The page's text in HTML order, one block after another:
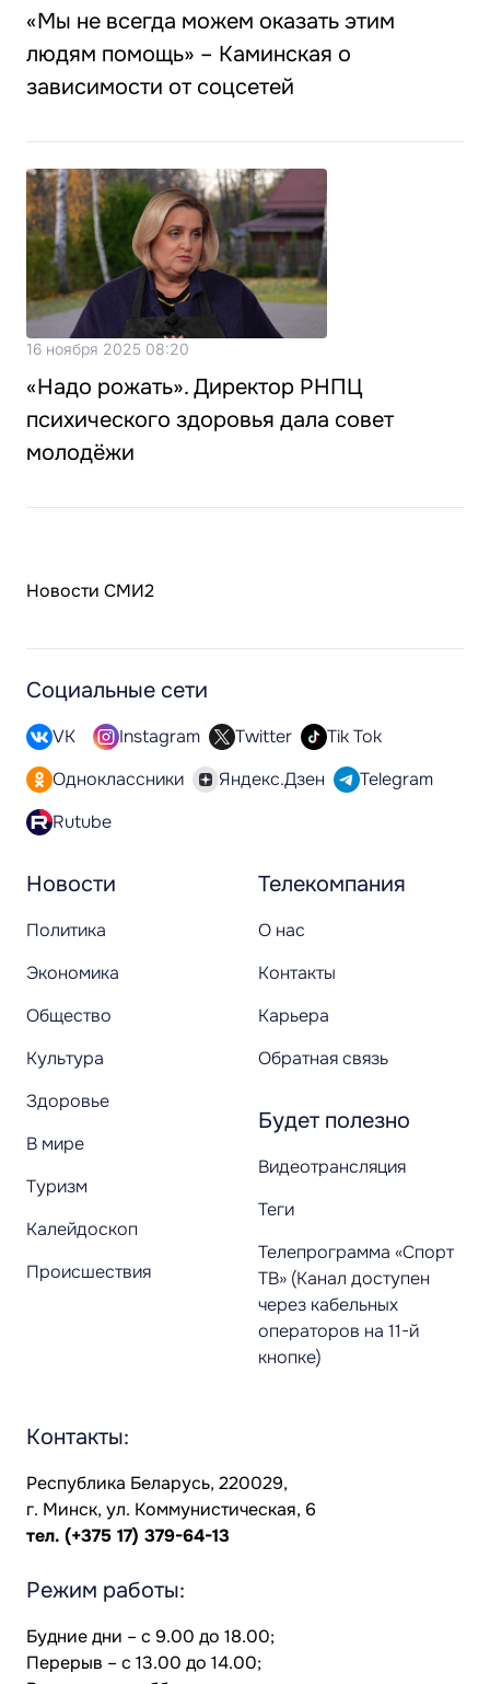
«Мы не всегда можем оказать этим
людям помощь» – Каминская о
зависимости от соцсетей
16 ноября 2025 08:20
«Надо рожать». Директор РНПЦ
психического здоровья дала совет
молодёжи
Новости СМИ2
Новости
Политика
Экономика
Общество
Культура
Здоровье
В мире
Туризм
Калейдоскоп
Происшествия
Телекомпания
О нас
Контакты
Карьера
Обратная связь
Будет полезно
Видеотрансляция
Теги
Телепрограмма «Спорт
ТВ» (Канал доступен
через кабельных
операторов на 11-й
кнопке)
Социальные сети
VK Instagram Twitter
Tik Tok
Одноклассники
Яндекс.Дзен
Telegram
Rutube
Контакты:
Республика Беларусь, 220029,
г. Минск, ул. Коммунистическая, 6
тел. (+375 17) 379-64-13
Режим работы:
Будние дни – с 9.00 до 18.00;
Перерыв – с 13.00 до 14.00;